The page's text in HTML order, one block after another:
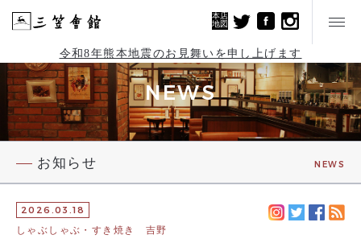
本店
地図
令和8年熊本地震のお見舞いを申し上げます
NEWS
お知らせ NEWS
2026.03.18
しゃぶしゃぶ・すき焼き 吉野